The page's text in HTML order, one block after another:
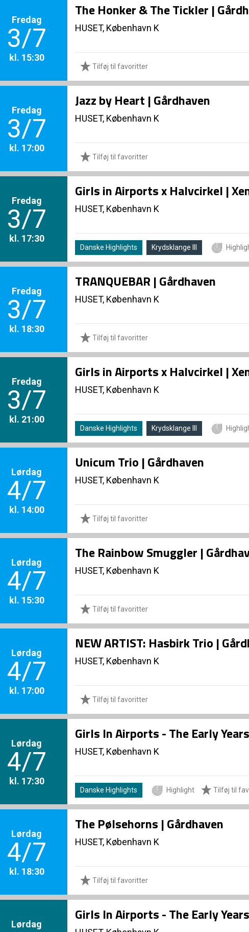
Fredag
3/7
kl. 15:30
The Honker & The Tickler |
HUSET, København K
Tilføj til favoritter
Fredag
3/7
kl. 17:00
Jazz by Heart | Gårdhaven
HUSET, København K
Tilføj til favoritter
Fredag
3/7
kl. 17:30
Girls in Airports x Halvcirkel |
HUSET, København K
Danske Highlights Krydsklange III
Fredag
3/7
kl. 18:30
TRANQUEBAR | Gårdhaven
HUSET, København K
Tilføj til favoritter
Fredag
3/7
kl. 21:00
Girls in Airports x Halvcirkel |
HUSET, København K
Danske Highlights Krydsklange III
Lørdag
4/7
kl. 14:00
Unicum Trio | Gårdhaven
HUSET, København K
Tilføj til favoritter
Lørdag
4/7
kl. 15:30
The Rainbow Smuggler |
HUSET, København K
Tilføj til favoritter
Lørdag
4/7
kl. 17:00
NEW ARTIST: Hasbirk Trio |
HUSET, København K
Tilføj til favoritter
Lørdag
4/7
kl. 17:30
Girls In Airports - The Early
HUSET, København K
Danske Highlights Highlight Tilføj til
Lørdag
4/7
kl. 18:30
The Pølsehorns | Gårdhaven
HUSET, København K
Tilføj til favoritter
Lørdag
Girls In Airports - The Early